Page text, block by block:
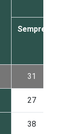
Sempre
31
27
38